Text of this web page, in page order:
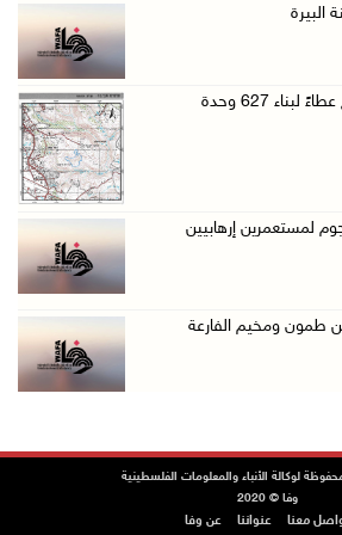
والفقد بقصائد من الخي ...
لحماية المواقع الأثر ...
الألم بكرة القدم ...
البيرة
هيئة الجدار: الاحتلال يطرح عطاءً لبناء 627 وحدة
هجوم لمستعمرين إرهابيين
طمون ومخيم الفارعة
لوكالة الأنباء والمعلومات الفلسطينية
وفا © 2020
معنا عنواننا عن وفا